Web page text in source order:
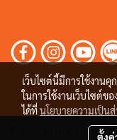
Copy right by
เว็บไซต์นี้มีการใช้งาน
ในการใช้งานเว็บไซต์ข
ได้ที่นโยบายความเป็น
ตั้งค่